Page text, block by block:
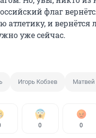
флаг
атлетику, и вернётся
уже сейчас.
Игорь Кобзев
0 0